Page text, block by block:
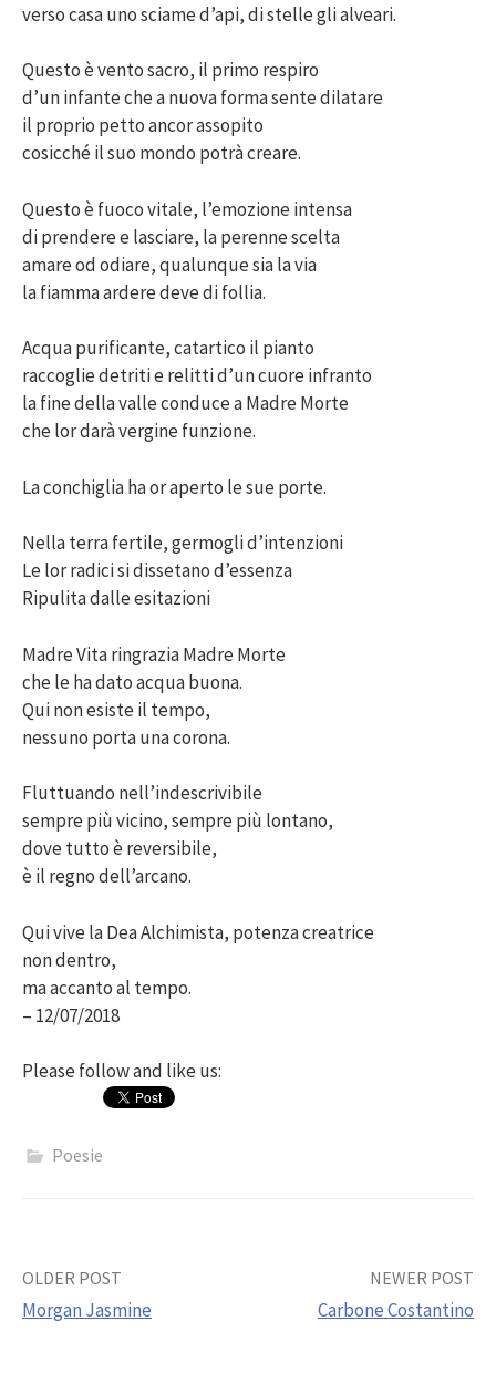
verso casa uno sciame d’api, di stelle gli alveari.
Questo è vento sacro, il primo respiro
d’un infante che a nuova forma sente dilatare
il proprio petto ancor assopito
cosicché il suo mondo potrà creare.
Questo è fuoco vitale, l’emozione intensa
di prendere e lasciare, la perenne scelta
amare od odiare, qualunque sia la via
la fiamma ardere deve di follia.
Acqua purificante, catartico il pianto
raccoglie detriti e relitti d’un cuore infranto
la fine della valle conduce a Madre Morte
che lor darà vergine funzione.
La conchiglia ha or aperto le sue porte.
Nella terra fertile, germogli d’intenzioni
Le lor radici si dissetano d’essenza
Ripulita dalle esitazioni
Madre Vita ringrazia Madre Morte
che le ha dato acqua buona.
Qui non esiste il tempo,
nessuno porta una corona.
Fluttuando nell’indescrivibile
sempre più vicino, sempre più lontano,
dove tutto è reversibile,
è il regno dell’arcano.
Qui vive la Dea Alchimista, potenza creatrice
non dentro,
ma accanto al tempo.
– 12/07/2018
Please follow and like us:
Poesie
Post
OLDER POST
Morgan Jasmine
NEWER POST
Carbone Costantino